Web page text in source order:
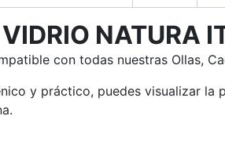
NATURA
con todas nuestras Ollas,
y práctico, puedes visualizar la